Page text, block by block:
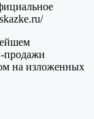
продажи
на изложенных